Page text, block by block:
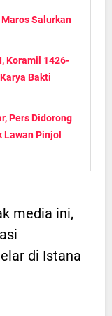
Salurkan
Koramil 1426-
Bakti
Pers Didorong
Lawan Pinjol
media ini,
di Istana